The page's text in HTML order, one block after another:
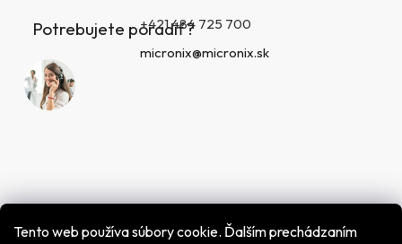
Tento web používa súbory cookie. Ďalším prechádzaním
Potrebujete poradiť?+421 484 725 700
micronix@micronix.sk